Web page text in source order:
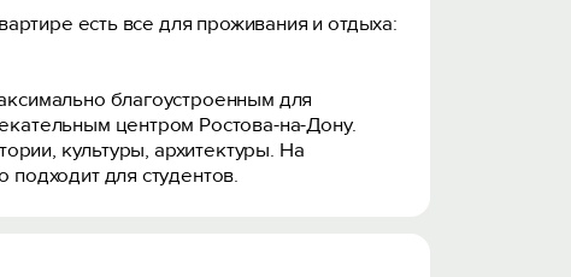
есть все для проживания и отдыха:
благоустроенным для
центром Ростова-на-Дону.
культуры, архитектуры. На
для студентов.